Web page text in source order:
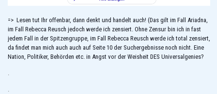
=> Lesen tut Ihr offenbar, dann denkt und handelt auch! (Das gilt im Fall Ariadna,
im Fall Rebecca Reusch jedoch werde ich zensiert. Ohne Zensur bin ich in fast
jedem Fall in der Spitzengruppe, im Fall Rebecca Reusch werde ich total zensiert,
da findet man mich auch auch auf Seite 10 der Suchergebnisse noch nicht. Eine
Nation, Politiker, Behörden etc. in Angst vor der Weisheit DES Universalgenies?
.
.